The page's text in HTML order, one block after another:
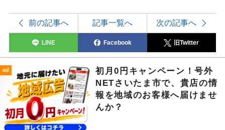
前の記事へ 記事一覧へ 次の記事へ
LINE Facebook 旧Twitter
ad
初月0円キャンペーン！号外
NETさいたま市で、貴店の情
報を地域のお客様へ届けませ
んか？